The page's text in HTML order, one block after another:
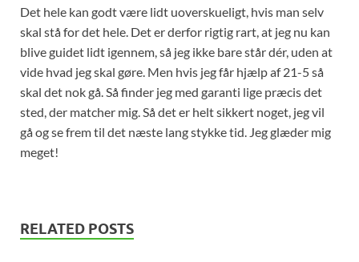
Det hele kan godt være lidt uoverskueligt, hvis man selv
skal stå for det hele. Det er derfor rigtig rart, at jeg nu kan
blive guidet lidt igennem, så jeg ikke bare står dér, uden at
vide hvad jeg skal gøre. Men hvis jeg får hjælp af 21-5 så
skal det nok gå. Så finder jeg med garanti lige præcis det
sted, der matcher mig. Så det er helt sikkert noget, jeg vil
gå og se frem til det næste lang stykke tid. Jeg glæder mig
meget!
RELATED POSTS